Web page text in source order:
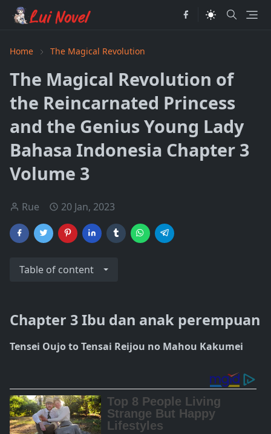
Home The Magical Revolution
The Magical Revolution of
the Reincarnated Princess
and the Genius Young Lady
Bahasa Indonesia Chapter 3
Volume 3
Rue 20 Jan, 2023
Table of content
Chapter 3 Ibu dan anak perempuan
Tensei Oujo to Tensai Reijou no Mahou Kakumei